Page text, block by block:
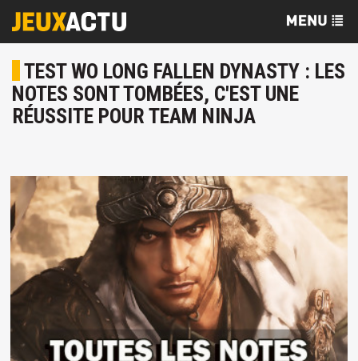
TEST WO LONG FALLEN DYNASTY : LES
NOTES SONT TOMBÉES, C'EST UNE
RÉUSSITE POUR TEAM NINJA